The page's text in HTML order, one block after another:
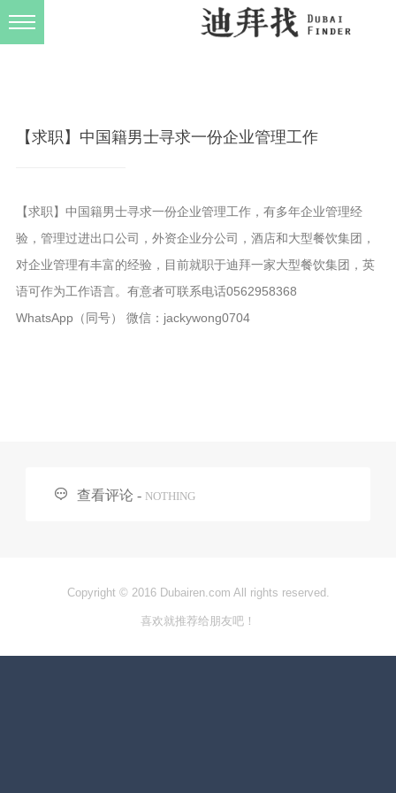
【求职】中国籍男士寻求一份企业管理工作
【求职】中国籍男士寻求一份企业管理工作，有多年企业管理经
验，管理过进出口公司，外资企业分公司，酒店和大型餐饮集团，
对企业管理有丰富的经验，目前就职于迪拜一家大型餐饮集团，英
语可作为工作语言。有意者可联系电话0562958368
WhatsApp（同号） 微信：jackywong0704
 查看评论 - NOTHING
Copyright © 2016 Dubairen.com All rights reserved.
喜欢就推荐给朋友吧！